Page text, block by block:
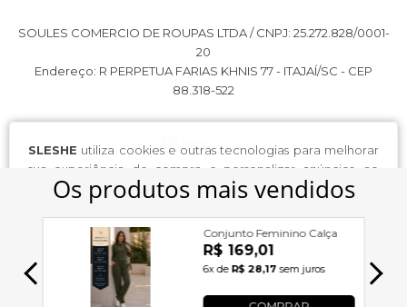
SLESHE utiliza cookies e outras tecnologias para melhorar
sua experiência de compra e personalizar anúncios, ao
continuar navegando você concorda com nossaPolítica de
Privacidade
continuar e fechar
SOULES COMERCIO DE ROUPAS LTDA / CNPJ: 25.272.828/0001-
20
Endereço: R PERPETUA FARIAS KHNIS 77 - ITAJAÍ/SC - CEP
88.318-522